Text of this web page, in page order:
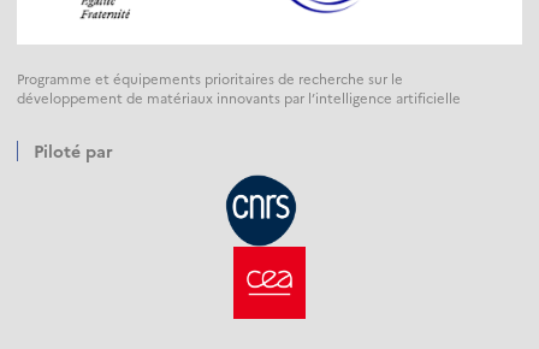
Programme et équipements prioritaires de recherche sur le
développement de matériaux innovants par l’intelligence artificielle
Piloté par